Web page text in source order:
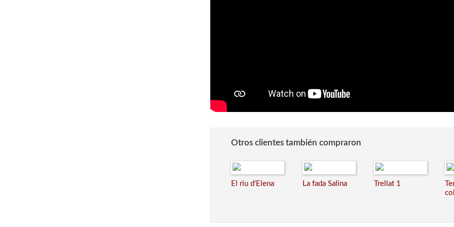
Otros clientes también compraron
El riu d'Elena La fada Salina Trellat 1